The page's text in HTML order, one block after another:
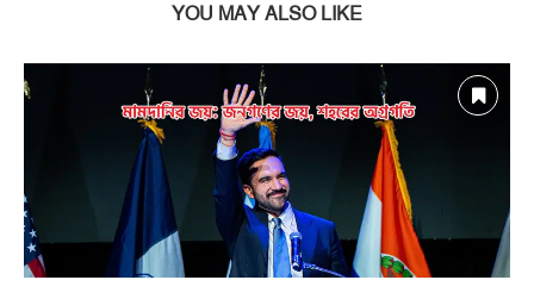
YOU MAY ALSO LIKE